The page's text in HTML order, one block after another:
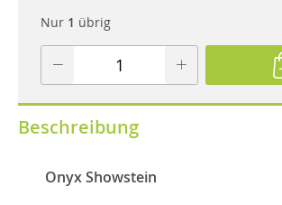
Nur 1 übrig
Beschreibung
Onyx Showstein